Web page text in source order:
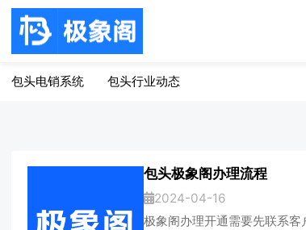
包头电销系统 包头行业动态
包头极象阁办理流程
2024-04-16
极象阁办理开通需要先联系